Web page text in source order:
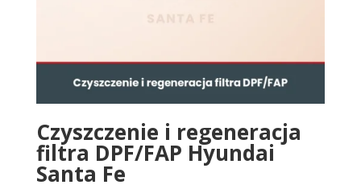
Czyszczenie i regeneracja
filtra DPF/FAP Hyundai
Santa Fe